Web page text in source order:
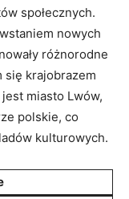
społecznych.
nowych
różnorodne
się krajobrazem
miasto Lwów,
polskie, co
kulturowych.